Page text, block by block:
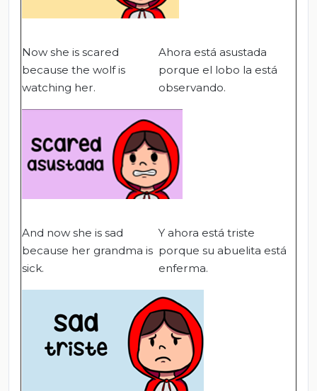
Now she is scared
because the wolf is
watching her.
Ahora está asustada
porque el lobo la está
observando.
And now she is sad
because her grandma is
sick.
Y ahora está triste
porque su abuelita está
enferma.